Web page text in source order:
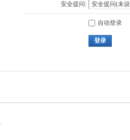
安全提问:
自动登录
登录